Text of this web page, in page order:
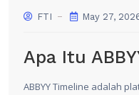
FTI May 27,
Apa Itu
ABBYYTimeline adalah